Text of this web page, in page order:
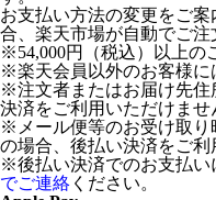
お支払い方法の変更をご
合、楽天市場が自動でご注
※54,000円（税込）以上の
※楽天会員以外のお客様に
※注文者またはお届け先住
決済をご利用いただけませ
※メール便等のお受け取り
の場合、後払い決済をご利
※後払い決済でのお支払い
でご連絡 ください。